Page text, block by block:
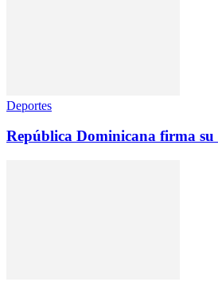
Deportes
República Dominicana firma